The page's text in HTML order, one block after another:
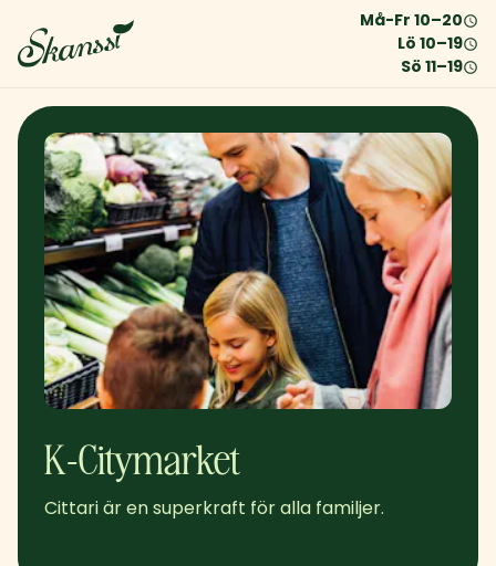
Må-Fr 10–20
Lö 10–19
Sö 11–19
K-Citymarket
Cittari är en superkraft för alla familjer.